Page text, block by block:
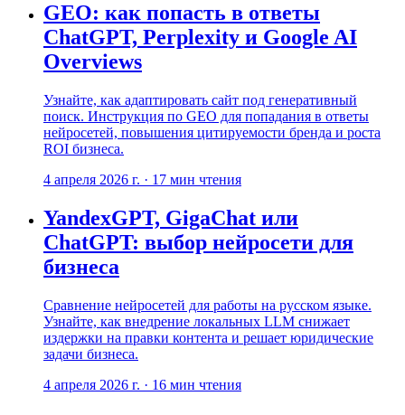
GEO: как попасть в ответы
ChatGPT, Perplexity и Google AI
Overviews
Узнайте, как адаптировать сайт под генеративный
поиск. Инструкция по GEO для попадания в ответы
нейросетей, повышения цитируемости бренда и роста
ROI бизнеса.
4 апреля 2026 г. · 17 мин чтения
YandexGPT, GigaChat или
ChatGPT: выбор нейросети для
бизнеса
Сравнение нейросетей для работы на русском языке.
Узнайте, как внедрение локальных LLM снижает
издержки на правки контента и решает юридические
задачи бизнеса.
4 апреля 2026 г. · 16 мин чтения